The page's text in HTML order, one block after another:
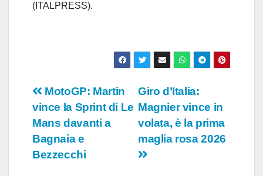
(ITALPRESS).
Navigazione
articoli
Giro d’Italia:
Magnier vince in
volata, è la prima
maglia rosa 2026
MotoGP: Martin
vince la Sprint di Le
Mans davanti a
Bagnaia e
Bezzecchi